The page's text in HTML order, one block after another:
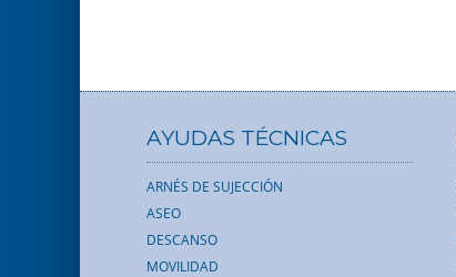
AYUDAS TÉCNICAS
ARNÉS DE SUJECCIÓN
ASEO
DESCANSO
MOVILIDAD